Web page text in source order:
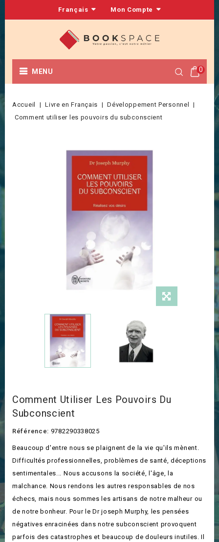
Français Mon Compte
0
MENU
Accueil Livre en Français
Développement Personnel
Comment utiliser les pouvoirs du subconscient
Comment Utiliser Les Pouvoirs Du
Subconscient
Référence: 9782290338025
Beaucoup d'entre nous se plaignent de la vie qu'ils mènent.
Difficultés professionnelles, problèmes de santé, déceptions
sentimentales... Nous accusons la société, l'âge, la
malchance. Nous rendons les autres responsables de nos
échecs, mais nous sommes les artisans de notre malheur ou
de notre bonheur. Pour le Dr joseph Murphy, les pensées
négatives enracinées dans notre subconscient provoquent
parfois des catastrophes et beaucoup de douleurs inutiles. Il